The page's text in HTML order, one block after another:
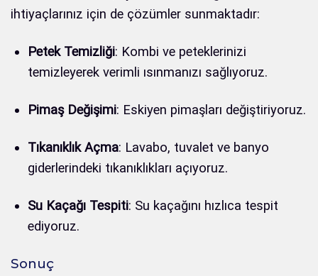
ihtiyaçlarınız için de çözümler sunmaktadır:
Petek Temizliği: Kombi ve peteklerinizi
temizleyerek verimli ısınmanızı sağlıyoruz.
Pimaş Değişimi: Eskiyen pimaşları değiştiriyoruz.
Tıkanıklık Açma: Lavabo, tuvalet ve banyo
giderlerindeki tıkanıklıkları açıyoruz.
Su Kaçağı Tespiti: Su kaçağını hızlıca tespit
ediyoruz.
Sonuç